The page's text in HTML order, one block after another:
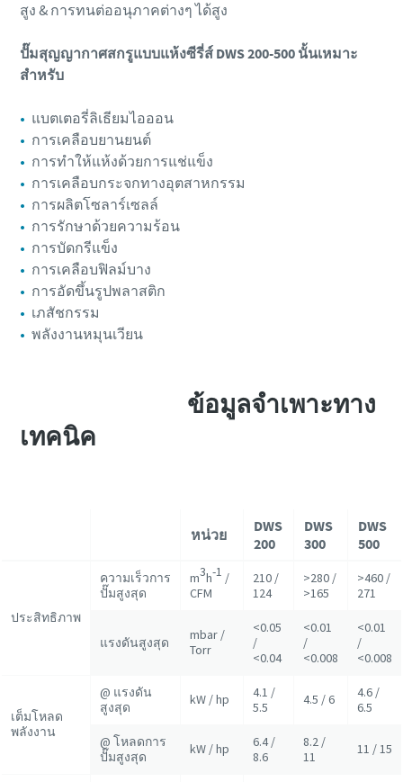
สูง & การทนต่ออนุภาคต่างๆ ได้สูง
ปั๊มสุญญากาศสกรูแบบแห้งซีรี่ส์ DWS 200-500 นั้นเหมาะ
สำหรับ
แบตเตอรี่ลิเธียมไอออน
การเคลือบยานยนต์
การทำให้แห้งด้วยการแช่แข็ง
การเคลือบกระจกทางอุตสาหกรรม
การผลิตโซลาร์เซลล์
การรักษาด้วยความร้อน
การบัดกรีแข็ง
การเคลือบฟิลม์บาง
การอัดขึ้นรูปพลาสติก
เภสัชกรรม
พลังงานหมุนเวียน
ข้อมูลจำเพาะทาง
เทคนิค
หน่วย
DWS
200
DWS
300
DWS
500
ประสิทธิภาพ
ความเร็วการ
ปั๊มสูงสุด
m3h-1 /
CFM
210 /
124
>280 /
>165
>460 /
271
แรงดันสูงสุด
mbar /
Torr
<0.05
/
<0.04
<0.01
/
<0.008
<0.01
/
<0.008
เต็มโหลด
พลังงาน
@ แรงดัน
สูงสุด
kW / hp
4.1 /
5.5
4.5 / 6
4.6 /
6.5
@ โหลดการ
ปั๊มสูงสุด
kW / hp
6.4 /
8.6
8.2 /
11
11 / 15